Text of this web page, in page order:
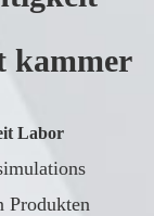
kammer
Labor
Produkten